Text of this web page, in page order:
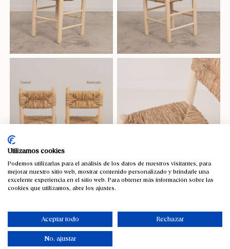
Utilizamos cookies
Podemos utilizarlas para el análisis de los datos de nuestros visitantes, para
mejorar nuestro sitio web, mostrar contenido personalizado y brindarle una
excelente experiencia en el sitio web. Para obtener más información sobre las
cookies que utilizamos, abre los ajustes.
Aceptar todo Rechazar
No, ajustar